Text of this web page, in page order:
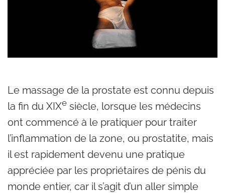
Le massage de la prostate est connu depuis
la fin du XIXe siècle, lorsque les médecins
ont commencé à le pratiquer pour traiter
l’inflammation de la zone, ou prostatite, mais
il est rapidement devenu une pratique
appréciée par les propriétaires de pénis du
monde entier, car il s’agit d’un aller simple